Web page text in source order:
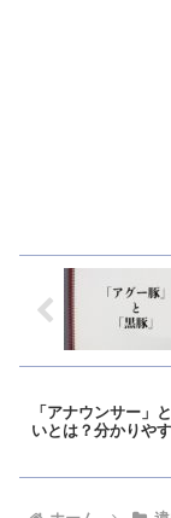
「アナウンサー」
いとは？分かりや